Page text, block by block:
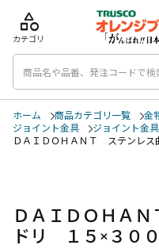
category
カテゴリ
ホーム 商品カテゴリ一覧 金
ジョイント金具
ジョイント金具
ＤＡＩＤＯＨＡＮＴ ステンレ
ＤＡＩＤＯＨＡ
ドリ １５×３０